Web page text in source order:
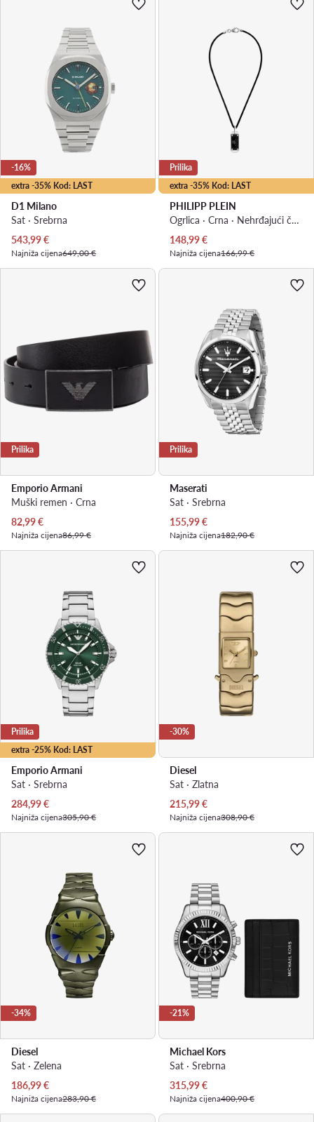
extra -35% Kod: LAST
-16%
D1 Milano
Sat · Srebrna
Trenutna cijena
543,99€
Najniža cijena649,00 €
extra -35% Kod: LAST
Prilika
PHILIPP PLEIN
Ogrlica · Crna · Nehrđajući čelik
Trenutna cijena
148,99€
Najniža cijena166,99 €
Prilika
Emporio Armani
Muški remen · Crna
Trenutna cijena
82,99€
Najniža cijena86,99 €
Prilika
Maserati
Sat · Srebrna
Trenutna cijena
155,99€
Najniža cijena182,90 €
extra -25% Kod: LAST
Prilika
Emporio Armani
Sat · Srebrna
Trenutna cijena
284,99€
Najniža cijena305,90 €
-30%
Diesel
Sat · Zlatna
Trenutna cijena
215,99€
Najniža cijena308,90 €
-34%
Diesel
Sat · Zelena
Trenutna cijena
186,99€
Najniža cijena283,90 €
-21%
Michael Kors
Sat · Srebrna
Trenutna cijena
315,99€
Najniža cijena400,90 €